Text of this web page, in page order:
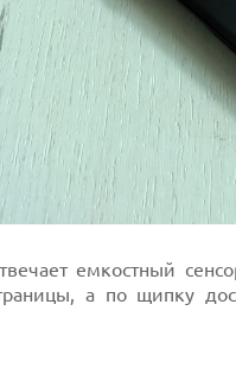
емкостный
а по щипку